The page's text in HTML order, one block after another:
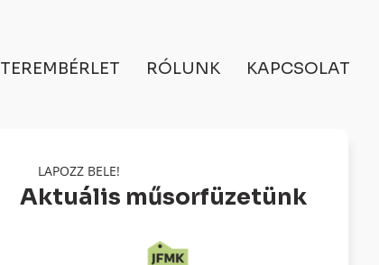
TEREMBÉRLET RÓLUNK KAPCSOLAT
LAPOZZ BELE!
Aktuális műsorfüzetünk